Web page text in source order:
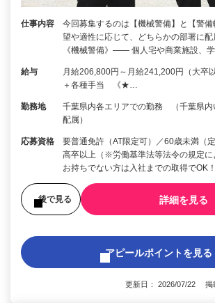
仕事内容
今回募集するのは【機械警備】と【警
望や適性に応じて、どちらかの部署に
《機械警備》―― 個人宅や商業施設、
給与
月給206,800円～月給241,200円（大卒
＋各種手当 《★…
勤務地
千葉県内各エリアでの勤務 （千葉県内
配属）
応募資格
要普通免許（AT限定可）／60歳未満（
高卒以上（※労働基準法等法令の規定
お持ちでない方は入社までの取得でOK！
後で見る 詳細を見る
アピールポイントを見る
更新日： 2026/07/22 掲